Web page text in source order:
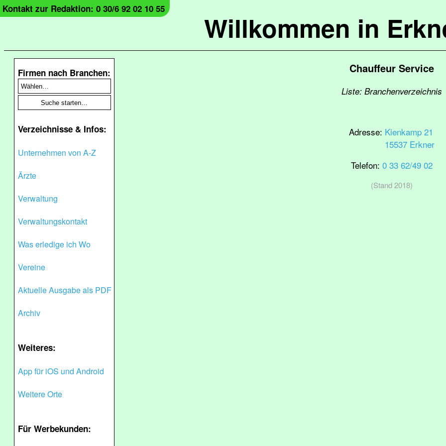
Willkommen in
Kontakt zur Redaktion: 0 30/6 92 02 10 55
Firmen nach Branchen:
Verzeichnisse & Infos:
Unternehmen von A-Z
Ärzte
Verwaltung
Verwaltungskontakt
Was erledige ich Wo
Vereine
Aktuelle Ausgabe als PDF
Archiv
Weiteres:
App für iOS und Android
Weitere Orte
Für Werbekunden:
Chauffeur Service
Liste: Branchenverzeichnis
Adresse: Kienkamp 21
15537 Erkner
Telefon: 0 33 62/49 02
(Stand 2018)